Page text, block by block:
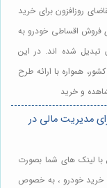
روزافزون برای خرید
اقساطی خودرو به
تبدیل شده اند. در این
همواره با ارائه طرح
و خرید
مدیریت مالی در
با لینک های شما بصورت
خرید خودرو ، به خصوص